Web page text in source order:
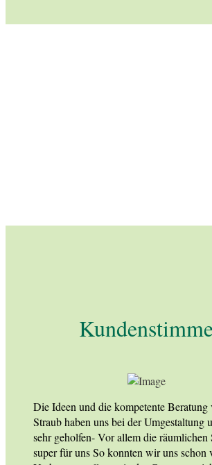
Die Ideen und die kompetente
Straub haben uns bei der Umgestaltung
sehr geholfen- Vor allem die räumlichen
super für uns So konnten wir uns schon